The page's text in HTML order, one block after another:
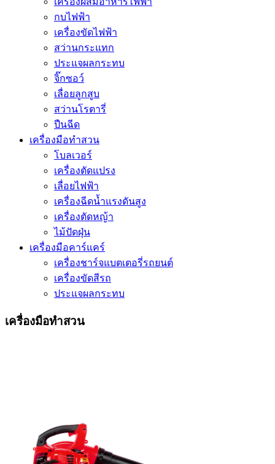
กบไฟฟ้า
เครื่องขัดไฟฟ้า
สว่านกระแทก
ประแจผลกระทบ
จิ๊กซอว์
เลื่อยลูกสูบ
สว่านโรตารี่
ปืนฉีด
เครื่องมือทำสวน
โบลเวอร์
เครื่องตัดแปรง
เลื่อยไฟฟ้า
เครื่องฉีดน้ำแรงดันสูง
เครื่องตัดหญ้า
ไม้ปัดฝุ่น
เครื่องมือคาร์แคร์
เครื่องชาร์จแบตเตอรี่รถยนต์
เครื่องขัดสีรถ
ประแจผลกระทบ
เครื่องมือทำสวน